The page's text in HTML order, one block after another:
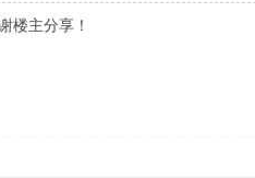
楼主分享！